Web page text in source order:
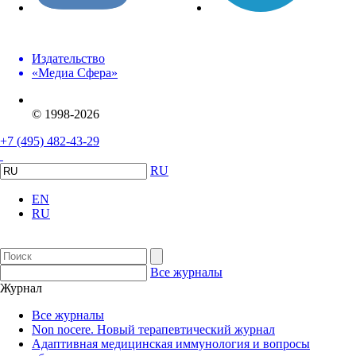
Издательство
«Медиа Сфера»
© 1998-2026
+7 (495) 482-43-29
RU
EN
RU
Все журналы
Журнал
Все журналы
Non nocere. Новый терапевтический журнал
Адаптивная медицинская иммунология и вопросы